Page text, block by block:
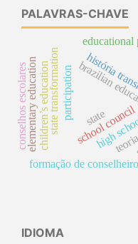
PALAVRAS-CHAVE
história
brazilian
school council
participation
state transformation
formação de
educational
high
children’s education
elementary education
conselhos escolares state
IDIOMA